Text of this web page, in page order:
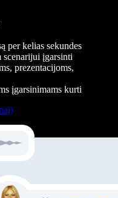
per kelias sekundes
scenarijui įgarsinti
prezentacijoms,
įgarsinimams kurti